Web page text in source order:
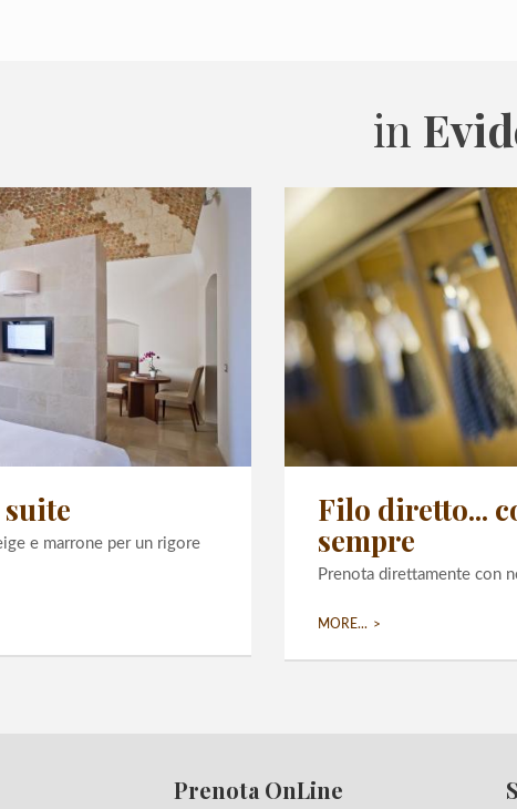
in
suite
e marrone per un rigore
Filo diretto...
sempre
Prenota direttamente con
MORE...
Prenota OnLine